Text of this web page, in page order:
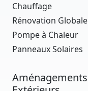
Chauffage
Rénovation Globale
Pompe à Chaleur
Panneaux Solaires
Aménagements